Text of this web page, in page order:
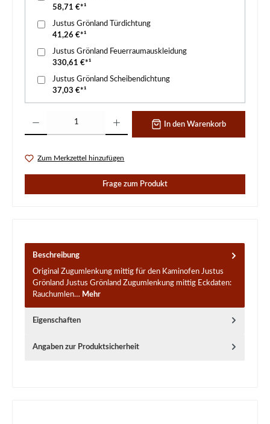
58,71 €*¹
Justus Grönland Türdichtung
41,26 €*¹
Justus Grönland Feuerraumauskleidung
330,61 €*¹
Justus Grönland Scheibendichtung
37,03 €*¹
In den Warenkorb
Zum Merkzettel hinzufügen
Frage zum Produkt
Beschreibung
Original Zugumlenkung mittig für den Kaminofen Justus
Grönland Justus Grönland Zugumlenkung mittig Eckdaten:
Rauchumlen… Mehr
Eigenschaften
Angaben zur Produktsicherheit